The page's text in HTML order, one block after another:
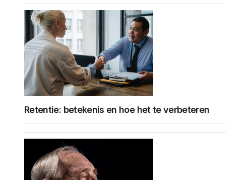
Retentie: betekenis en hoe het te verbeteren